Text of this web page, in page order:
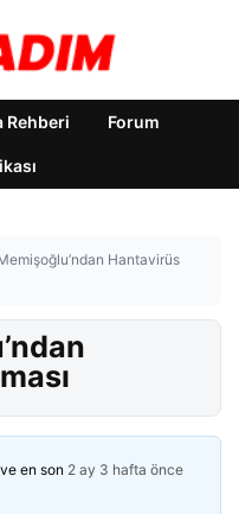
Rehberi Forum
Hantavirüs
en son 2 ay 3 hafta önce